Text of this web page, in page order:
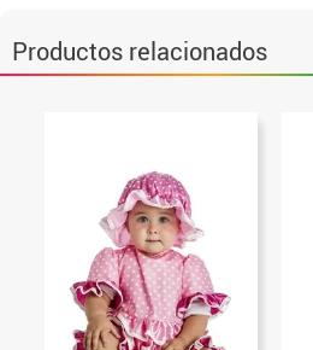
Productos relacionados